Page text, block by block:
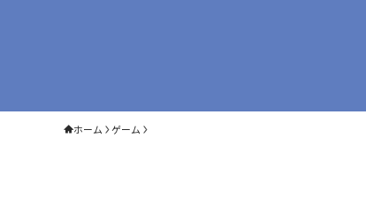
ホーム ゲーム